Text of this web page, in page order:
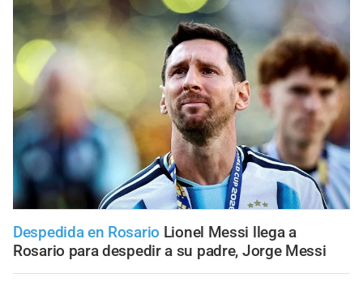
Despedida en Rosario Lionel Messi llega a
Rosario para despedir a su padre, Jorge Messi